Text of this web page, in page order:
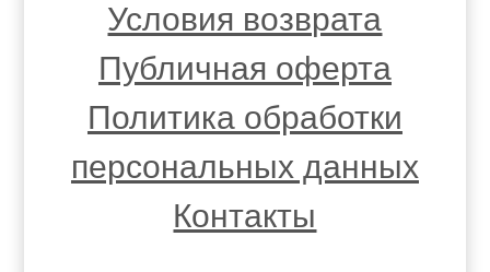
Условия возврата
Публичная оферта
Политика обработки
персональных данных
Контакты